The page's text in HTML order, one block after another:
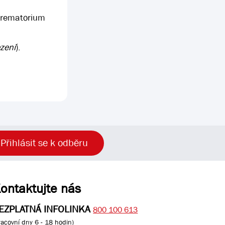
).
Přihlásit se k odběru
nás
INFOLINKA 800 100 613
dny 6 - 18 hodin)